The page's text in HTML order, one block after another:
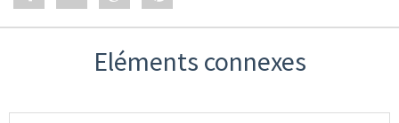
Eléments connexes